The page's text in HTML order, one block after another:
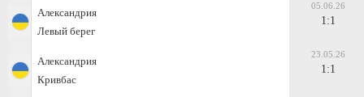
Александрия
Левый берег
05.06.26
1:1
Александрия
Кривбас
23.05.26
1:1